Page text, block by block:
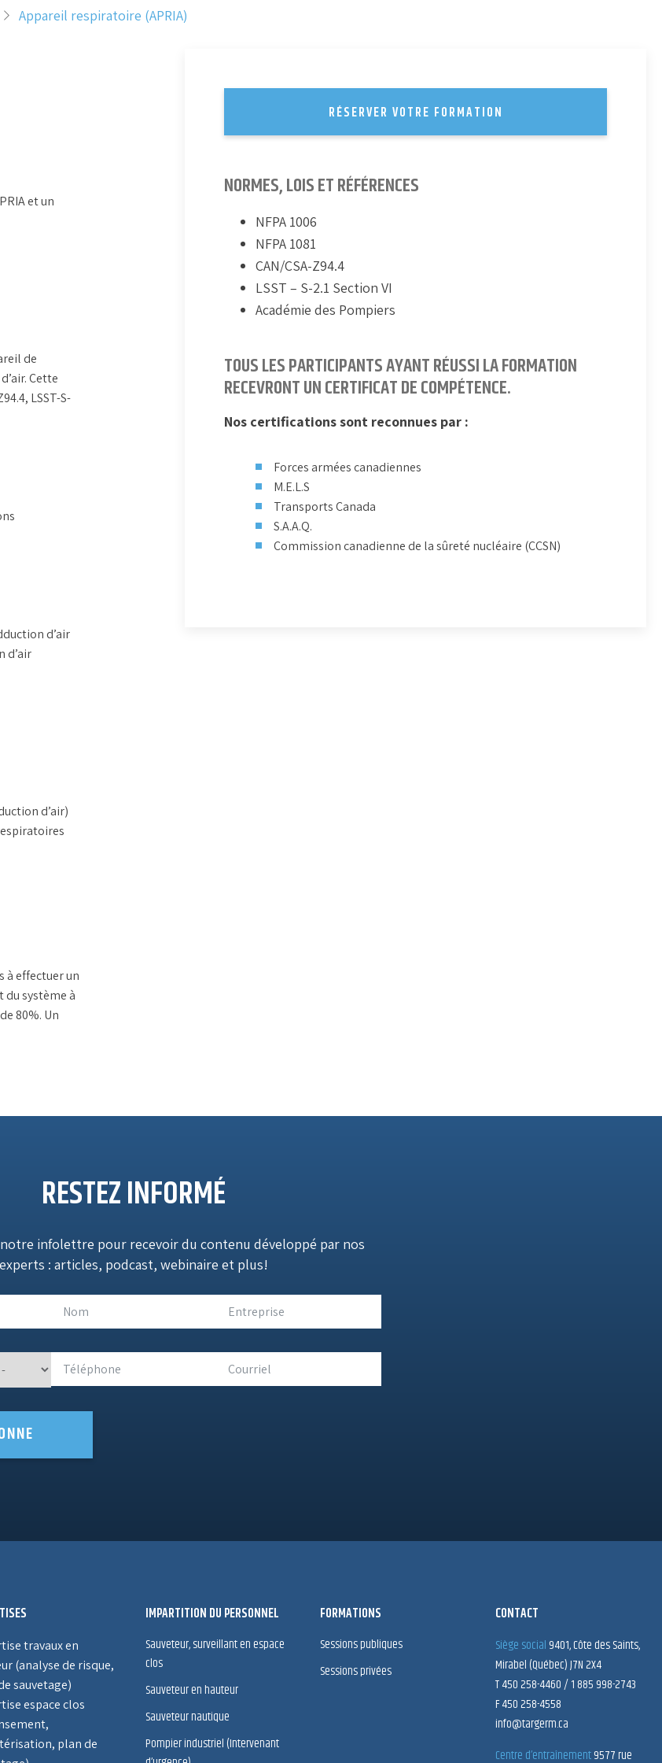
Appareil respiratoire (APRIA)
et un
de
Cette
LSST-S-
d’air
d’air
d’air)
à effectuer un
du système à
80%. Un
RÉSERVER VOTRE FORMATION
NORMES, LOIS ET RÉFÉRENCES
NFPA 1006
NFPA 1081
CAN/CSA-Z94.4
LSST – S-2.1 Section VI
Académie des Pompiers
TOUS LES PARTICIPANTS AYANT RÉUSSI LA FORMATION
RECEVRONT UN CERTIFICAT DE COMPÉTENCE.
Nos certifications sont reconnues par :
Forces armées canadiennes
M.E.L.S
Transports Canada
S.A.A.Q.
Commission canadienne de la sûreté nucléaire (CCSN)
RESTEZ INFORMÉ
infolettre pour recevoir du contenu développé par nos
experts : articles, podcast, webinaire et plus!
travaux en
(analyse de risque,
sauvetage)
espace clos
plan de
IMPARTITION DU PERSONNEL
Sauveteur, surveillant en espace
clos
Sauveteur en hauteur
Sauveteur nautique
Pompier industriel (Intervenant
FORMATIONS
Sessions publiques
Sessions privées
CONTACT
Siège social 9401, Côte des Saints,
Mirabel (Québec) J7N 2X4
T 450 258-4460 / 1 885 998-2743
F 450 258-4558
info@targerm.ca
Centre d’entraînement9577 rue